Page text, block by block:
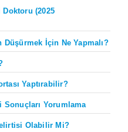
(2025
İçin Ne Yapmalı?
Yaptırabilir?
Yorumlama
Olabilir Mi?